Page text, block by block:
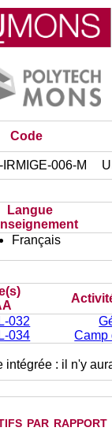
Code
IRMIGE-006-M
Langue
Français
032
034
Camp
intégrée : il n'y
par rapport